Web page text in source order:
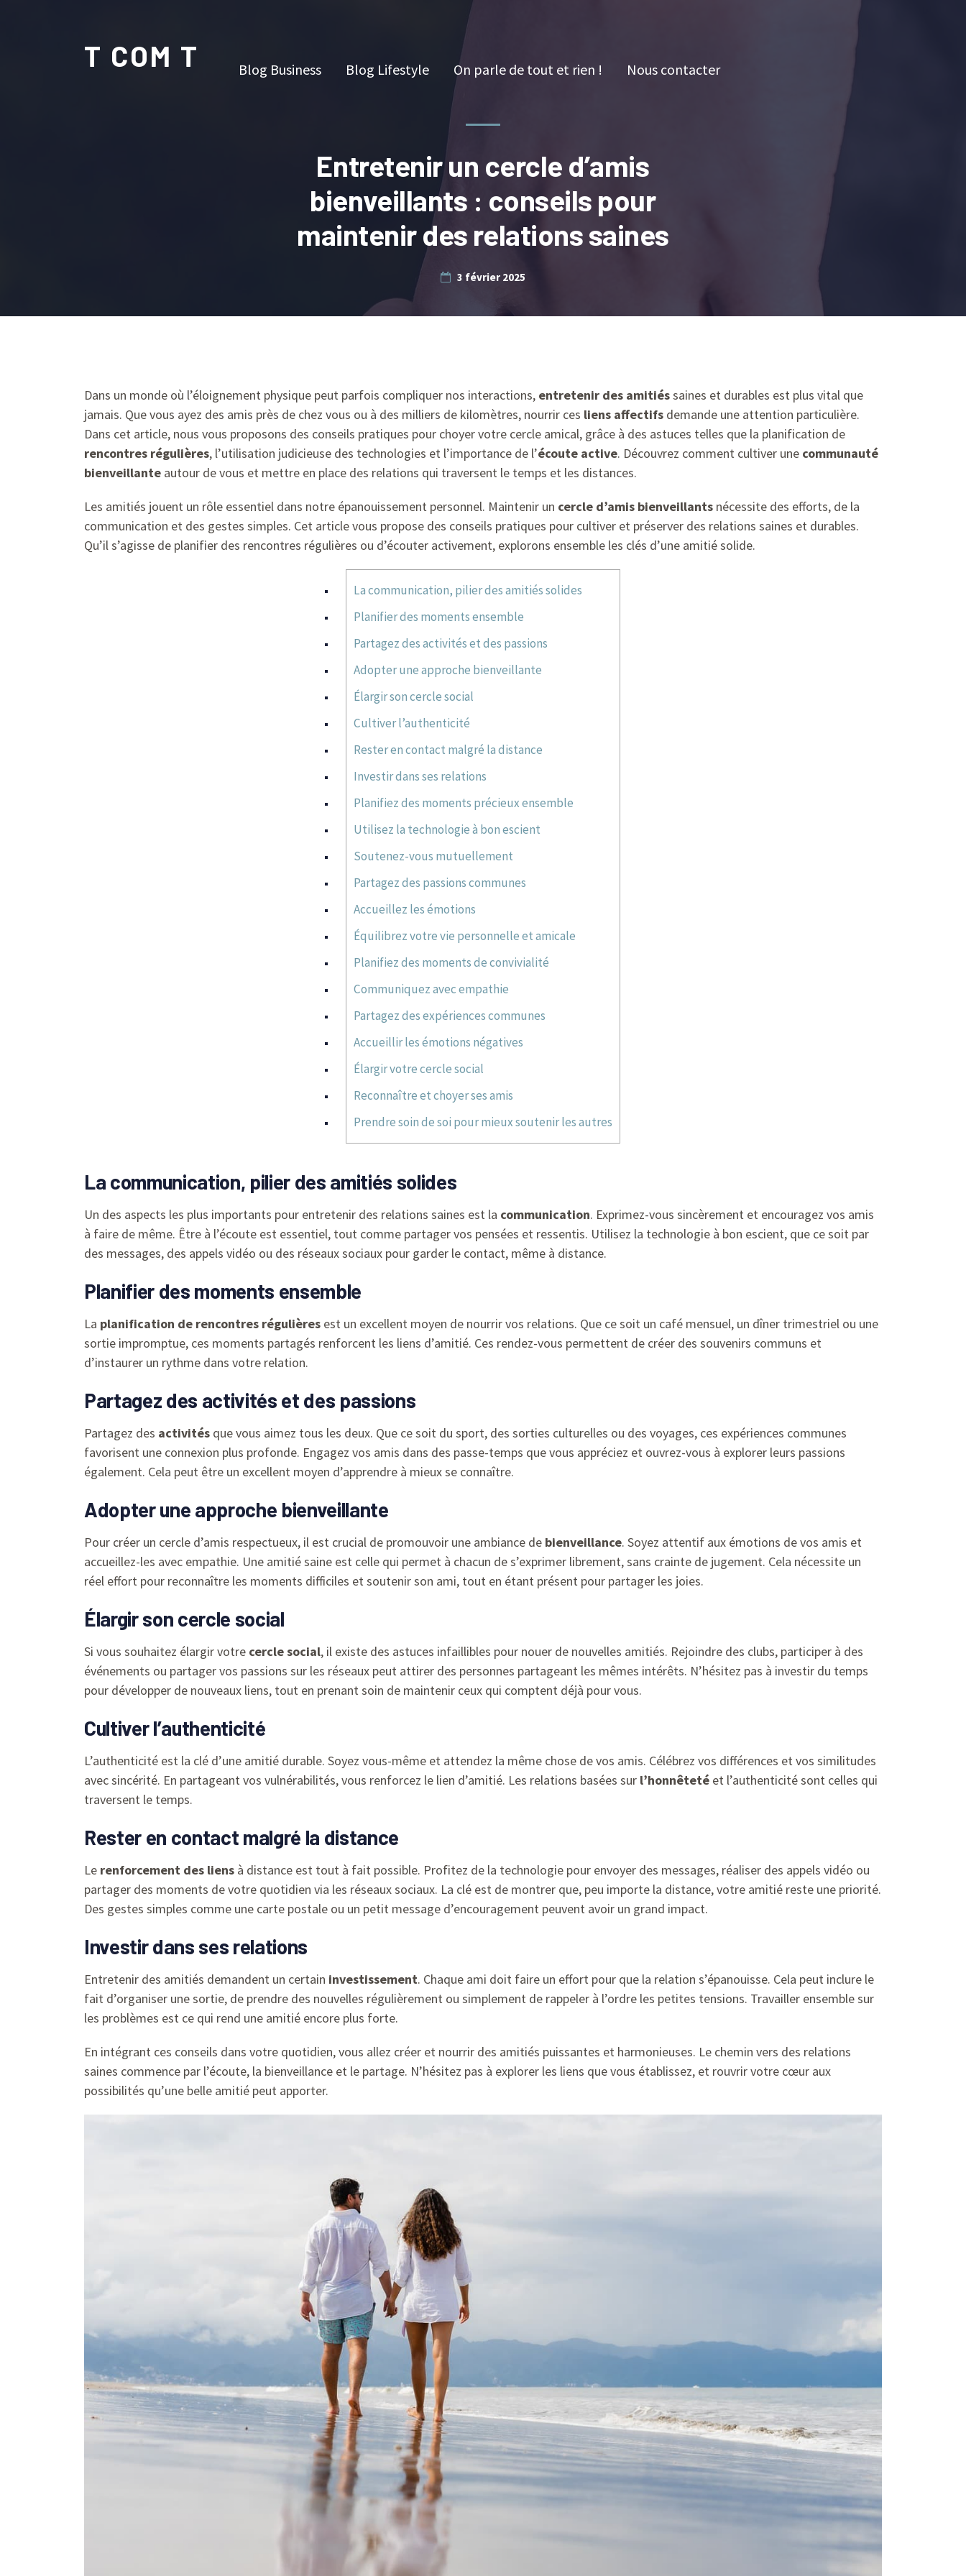
T COM T Blog Business Blog Lifestyle On parle de tout et rien ! Nous contacter
Entretenir un cercle d’amis
bienveillants : conseils pour
maintenir des relations saines
3 février 2025
Dans un monde où l’éloignement physique peut parfois compliquer nos interactions, entretenir des amitiéssaines et durables est plus vital que
jamais. Que vous ayez des amis près de chez vous ou à des milliers de kilomètres, nourrir ces liens affectifs demande une attention particulière.
Dans cet article, nous vous proposons des conseils pratiques pour choyer votre cercle amical, grâce à des astuces telles que la planification de
rencontres régulières, l’utilisation judicieuse des technologies et l’importance de l’écoute active. Découvrez comment cultiver une communauté
bienveillante autour de vous et mettre en place des relations qui traversent le temps et les distances.
Les amitiés jouent un rôle essentiel dans notre épanouissement personnel. Maintenir un cercle d’amis bienveillants nécessite des efforts, de la
communication et des gestes simples. Cet article vous propose des conseils pratiques pour cultiver et préserver des relations saines et durables.
Qu’il s’agisse de planifier des rencontres régulières ou d’écouter activement, explorons ensemble les clés d’une amitié solide.
La communication, pilier des amitiés solides
Planifier des moments ensemble
Partagez des activités et des passions
Adopter une approche bienveillante
Élargir son cercle social
Cultiver l’authenticité
Rester en contact malgré la distance
Investir dans ses relations
Planifiez des moments précieux ensemble
Utilisez la technologie à bon escient
Soutenez-vous mutuellement
Partagez des passions communes
Accueillez les émotions
Équilibrez votre vie personnelle et amicale
Planifiez des moments de convivialité
Communiquez avec empathie
Partagez des expériences communes
Accueillir les émotions négatives
Élargir votre cercle social
Reconnaître et choyer ses amis
Prendre soin de soi pour mieux soutenir les autres
La communication, pilier des amitiés solides
Un des aspects les plus importants pour entretenir des relations saines est la communication. Exprimez-vous sincèrement et encouragez vos amis
à faire de même. Être à l’écoute est essentiel, tout comme partager vos pensées et ressentis. Utilisez la technologie à bon escient, que ce soit par
des messages, des appels vidéo ou des réseaux sociaux pour garder le contact, même à distance.
Planifier des moments ensemble
La planification de rencontres régulières est un excellent moyen de nourrir vos relations. Que ce soit un café mensuel, un dîner trimestriel ou une
sortie impromptue, ces moments partagés renforcent les liens d’amitié. Ces rendez-vous permettent de créer des souvenirs communs et
d’instaurer un rythme dans votre relation.
Partagez des activités et des passions
Partagez des activités que vous aimez tous les deux. Que ce soit du sport, des sorties culturelles ou des voyages, ces expériences communes
favorisent une connexion plus profonde. Engagez vos amis dans des passe-temps que vous appréciez et ouvrez-vous à explorer leurs passions
également. Cela peut être un excellent moyen d’apprendre à mieux se connaître.
Adopter une approche bienveillante
Pour créer un cercle d’amis respectueux, il est crucial de promouvoir une ambiance de bienveillance. Soyez attentif aux émotions de vos amis et
accueillez-les avec empathie. Une amitié saine est celle qui permet à chacun de s’exprimer librement, sans crainte de jugement. Cela nécessite un
réel effort pour reconnaître les moments difficiles et soutenir son ami, tout en étant présent pour partager les joies.
Élargir son cercle social
Si vous souhaitez élargir votre cercle social, il existe des astuces infaillibles pour nouer de nouvelles amitiés. Rejoindre des clubs, participer à des
événements ou partager vos passions sur les réseaux peut attirer des personnes partageant les mêmes intérêts. N’hésitez pas à investir du temps
pour développer de nouveaux liens, tout en prenant soin de maintenir ceux qui comptent déjà pour vous.
Cultiver l’authenticité
L’authenticité est la clé d’une amitié durable. Soyez vous-même et attendez la même chose de vos amis. Célébrez vos différences et vos similitudes
avec sincérité. En partageant vos vulnérabilités, vous renforcez le lien d’amitié. Les relations basées sur l’honnêteté et l’authenticité sont celles qui
traversent le temps.
Rester en contact malgré la distance
Le renforcement des liens à distance est tout à fait possible. Profitez de la technologie pour envoyer des messages, réaliser des appels vidéo ou
partager des moments de votre quotidien via les réseaux sociaux. La clé est de montrer que, peu importe la distance, votre amitié reste une priorité.
Des gestes simples comme une carte postale ou un petit message d’encouragement peuvent avoir un grand impact.
Investir dans ses relations
Entretenir des amitiés demandent un certain investissement. Chaque ami doit faire un effort pour que la relation s’épanouisse. Cela peut inclure le
fait d’organiser une sortie, de prendre des nouvelles régulièrement ou simplement de rappeler à l’ordre les petites tensions. Travailler ensemble sur
les problèmes est ce qui rend une amitié encore plus forte.
En intégrant ces conseils dans votre quotidien, vous allez créer et nourrir des amitiés puissantes et harmonieuses. Le chemin vers des relations
saines commence par l’écoute, la bienveillance et le partage. N’hésitez pas à explorer les liens que vous établissez, et rouvrir votre cœur aux
possibilités qu’une belle amitié peut apporter.